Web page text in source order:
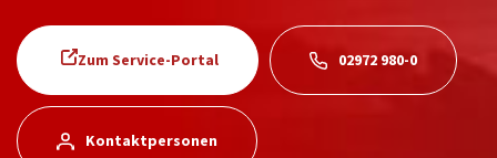
Zum Service-Portal 02972 980-0
Kontaktpersonen